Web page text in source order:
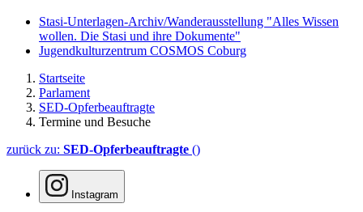
Stasi-Unterlagen-Archiv/Wanderausstellung "Alles Wissen
wollen. Die Stasi und ihre Dokumente"
Jugendkulturzentrum COSMOS Coburg
Startseite
Parlament
SED-Opferbeauftragte
Termine und Besuche
zurück zu: SED-Opferbeauftragte ()
Instagram